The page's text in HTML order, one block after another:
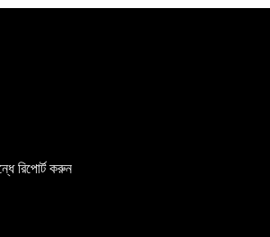
রিপোর্ট করুন